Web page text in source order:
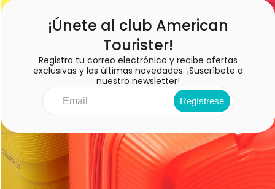
¡Únete al club American
Tourister!
Registra tu correo electrónico y recibe ofertas
exclusivas y las últimas novedades. ¡Suscríbete a
nuestro newsletter!
Regístrese